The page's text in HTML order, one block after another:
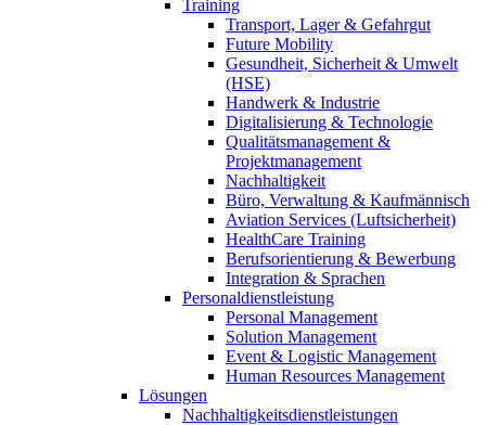
Training
Transport, Lager & Gefahrgut
Future Mobility
Gesundheit, Sicherheit & Umwelt
(HSE)
Handwerk & Industrie
Digitalisierung & Technologie
Qualitätsmanagement &
Projektmanagement
Nachhaltigkeit
Büro, Verwaltung & Kaufmännisch
Aviation Services (Luftsicherheit)
HealthCare Training
Berufsorientierung & Bewerbung
Integration & Sprachen
Personaldienstleistung
Personal Management
Solution Management
Event & Logistic Management
Human Resources Management
Lösungen
Nachhaltigkeitsdienstleistungen